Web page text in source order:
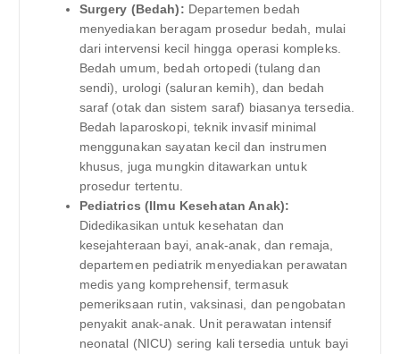
Surgery (Bedah): Departemen bedah
menyediakan beragam prosedur bedah, mulai
dari intervensi kecil hingga operasi kompleks.
Bedah umum, bedah ortopedi (tulang dan
sendi), urologi (saluran kemih), dan bedah
saraf (otak dan sistem saraf) biasanya tersedia.
Bedah laparoskopi, teknik invasif minimal
menggunakan sayatan kecil dan instrumen
khusus, juga mungkin ditawarkan untuk
prosedur tertentu.
Pediatrics (Ilmu Kesehatan Anak):
Didedikasikan untuk kesehatan dan
kesejahteraan bayi, anak-anak, dan remaja,
departemen pediatrik menyediakan perawatan
medis yang komprehensif, termasuk
pemeriksaan rutin, vaksinasi, dan pengobatan
penyakit anak-anak. Unit perawatan intensif
neonatal (NICU) sering kali tersedia untuk bayi